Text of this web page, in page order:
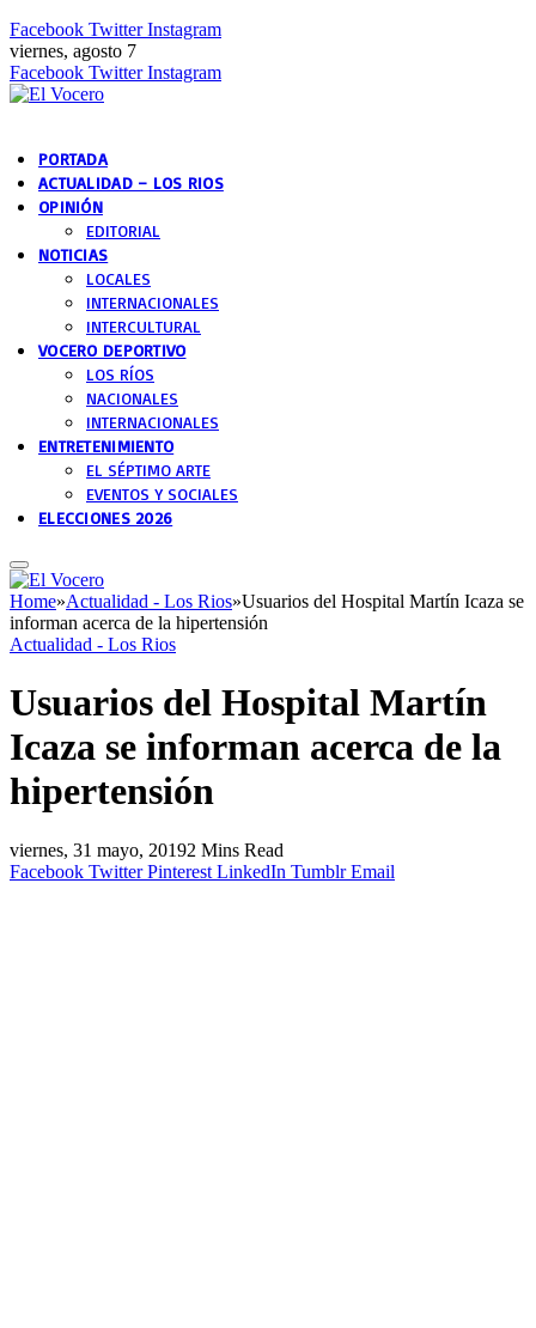
Facebook Twitter Instagram
viernes, agosto 7
Facebook Twitter Instagram
PORTADA
ACTUALIDAD – LOS RIOS
OPINIÓN
EDITORIAL
NOTICIAS
LOCALES
INTERNACIONALES
INTERCULTURAL
VOCERO DEPORTIVO
LOS RÍOS
NACIONALES
INTERNACIONALES
ENTRETENIMIENTO
EL SÉPTIMO ARTE
EVENTOS Y SOCIALES
ELECCIONES 2026
Home»Actualidad - Los Rios»Usuarios del Hospital Martín Icaza se
informan acerca de la hipertensión
Actualidad - Los Rios
Usuarios del Hospital Martín
Icaza se informan acerca de la
hipertensión
viernes, 31 mayo, 20192 Mins Read
Facebook Twitter Pinterest LinkedIn Tumblr Email